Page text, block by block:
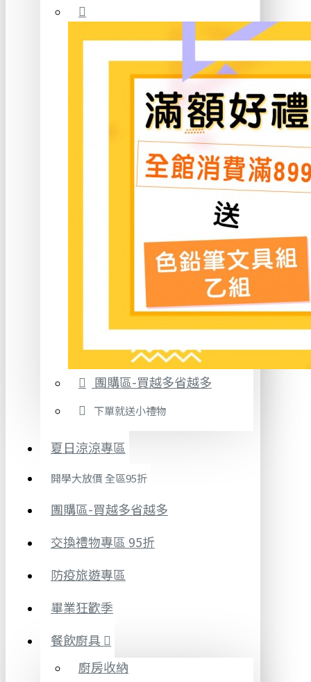
團購區-買越多省越多
下單就送小禮物
夏日涼涼專區
開學大放價 全區95折
團購區-買越多省越多
交換禮物專區 95折
防疫旅遊專區
畢業狂歡季
餐飲廚具
廚房收納